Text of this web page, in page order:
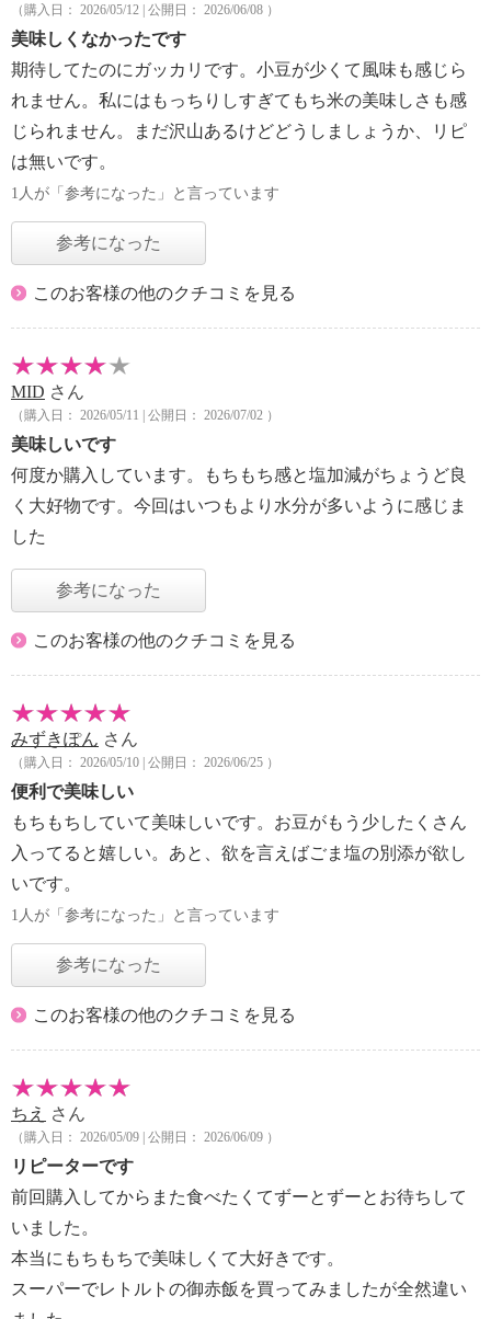
（購入日： 2026/05/12 | 公開日： 2026/06/08 ）
美味しくなかったです
期待してたのにガッカリです。小豆が少くて風味も感じら
れません。私にはもっちりしすぎてもち米の美味しさも感
じられません。まだ沢山あるけどどうしましょうか、リピ
は無いです。
1人が「参考になった」と言っています
参考になった
このお客様の他のクチコミを見る
MID さん
（購入日： 2026/05/11 | 公開日： 2026/07/02 ）
美味しいです
何度か購入しています。もちもち感と塩加減がちょうど良
く大好物です。今回はいつもより水分が多いように感じま
した
参考になった
このお客様の他のクチコミを見る
みずきぽん さん
（購入日： 2026/05/10 | 公開日： 2026/06/25 ）
便利で美味しい
もちもちしていて美味しいです。お豆がもう少したくさん
入ってると嬉しい。あと、欲を言えばごま塩の別添が欲し
いです。
1人が「参考になった」と言っています
参考になった
このお客様の他のクチコミを見る
ちえ さん
（購入日： 2026/05/09 | 公開日： 2026/06/09 ）
リピーターです
前回購入してからまた食べたくてずーとずーとお待ちして
いました。
本当にもちもちで美味しくて大好きです。
スーパーでレトルトの御赤飯を買ってみましたが全然違い